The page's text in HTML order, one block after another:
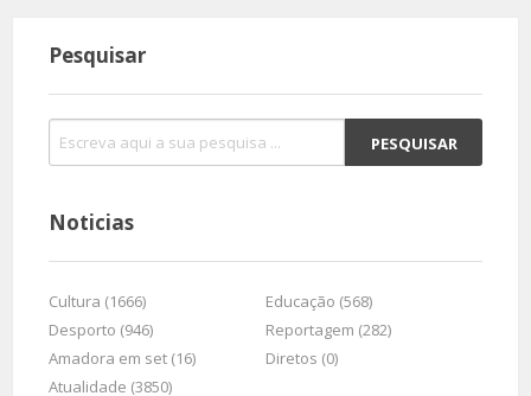
Pesquisar
Noticias
Cultura (1666)
Educação (568)
Desporto (946)
Reportagem (282)
Amadora em set (16)
Diretos (0)
Atualidade (3850)